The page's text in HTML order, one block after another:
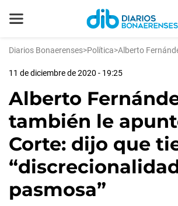
Diarios Bonaerenses>Política>Alberto
11 de diciembre de 2020 - 19:25
Alberto
también le
Corte: dijo que
pasmosa”